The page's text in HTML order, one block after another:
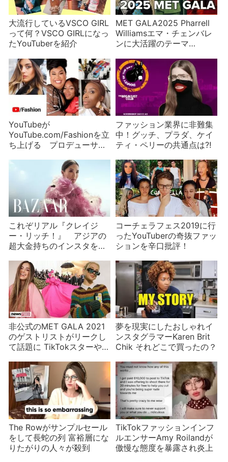
大流行しているVSCO GIRL
って何？VSCO GIRLになっ
たYouTuberを紹介
MET GALA2025 Pharrell
Williamsエマ・チェンバレ
ンに大活躍のテーマ
YouTubeが
YouTube.com/Fashionを立
ち上げる プロデューサー
ファッション業界に非難集
中！グッチ、プラダ、ケイ
ティ・ペリーの共通点は⁈
これぞリアル『クレイジ
ー・リッチ！』 アジアの
超大金持ちのインスタを紹
コーチェラフェス2019に行
ったYouTuberの奇抜ファッ
ションを辛口批評！
非公式のMET GALA 2021
のゲストリストがリークし
て話題に TikTokスターや
夢を現実にしたおしゃれイ
ンスタグラマーKaren Brit
Chik それどこで買ったの？
The Rowがサンプルセール
をして長蛇の列 富裕層にな
りたがりの人々が殺到
TikTokファッションインフ
ルエンサーAmy Roilandが
傲慢な態度を暴露され炎上